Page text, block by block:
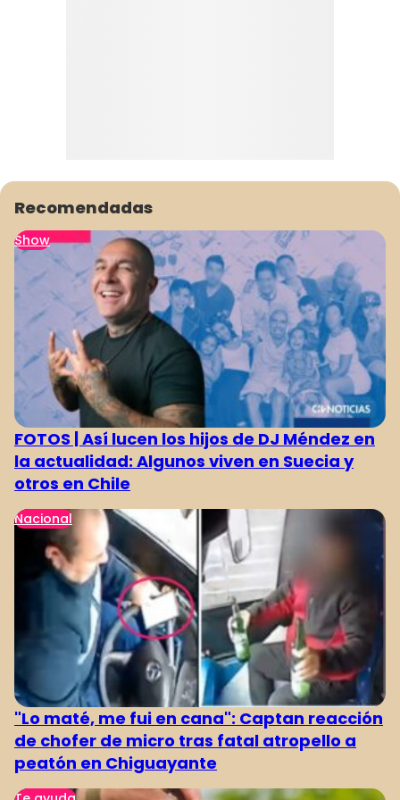
1 2
Recomendadas
Show
FOTOS | Así lucen los hijos de DJ Méndez en
la actualidad: Algunos viven en Suecia y
otros en Chile
Nacional
"Lo maté, me fui en cana": Captan reacción
de chofer de micro tras fatal atropello a
peatón en Chiguayante